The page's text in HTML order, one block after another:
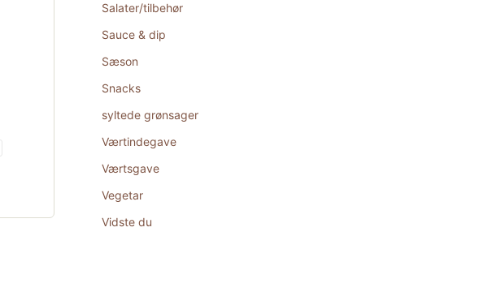
Salater/tilbehør
Sauce & dip
Sæson
Snacks
syltede grønsager
Værtindegave
Værtsgave
Vegetar
Vidste du